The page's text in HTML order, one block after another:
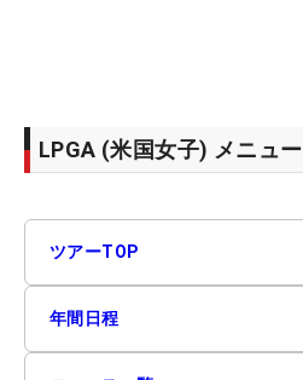
LPGA (米国女子) メニュー
ツアーTOP
年間日程